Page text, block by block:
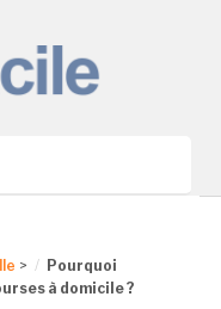
>
Pourquoi
à domicile ?